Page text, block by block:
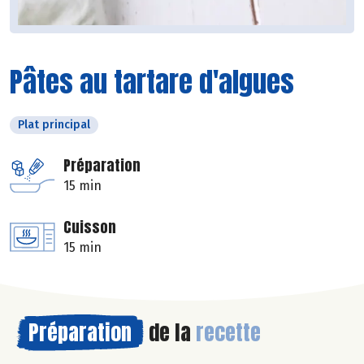
Pâtes au tartare d'algues
Plat principal
Préparation
15 min
Cuisson
15 min
Préparation de la recette